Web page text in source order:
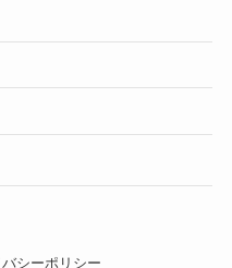
シーポリシー